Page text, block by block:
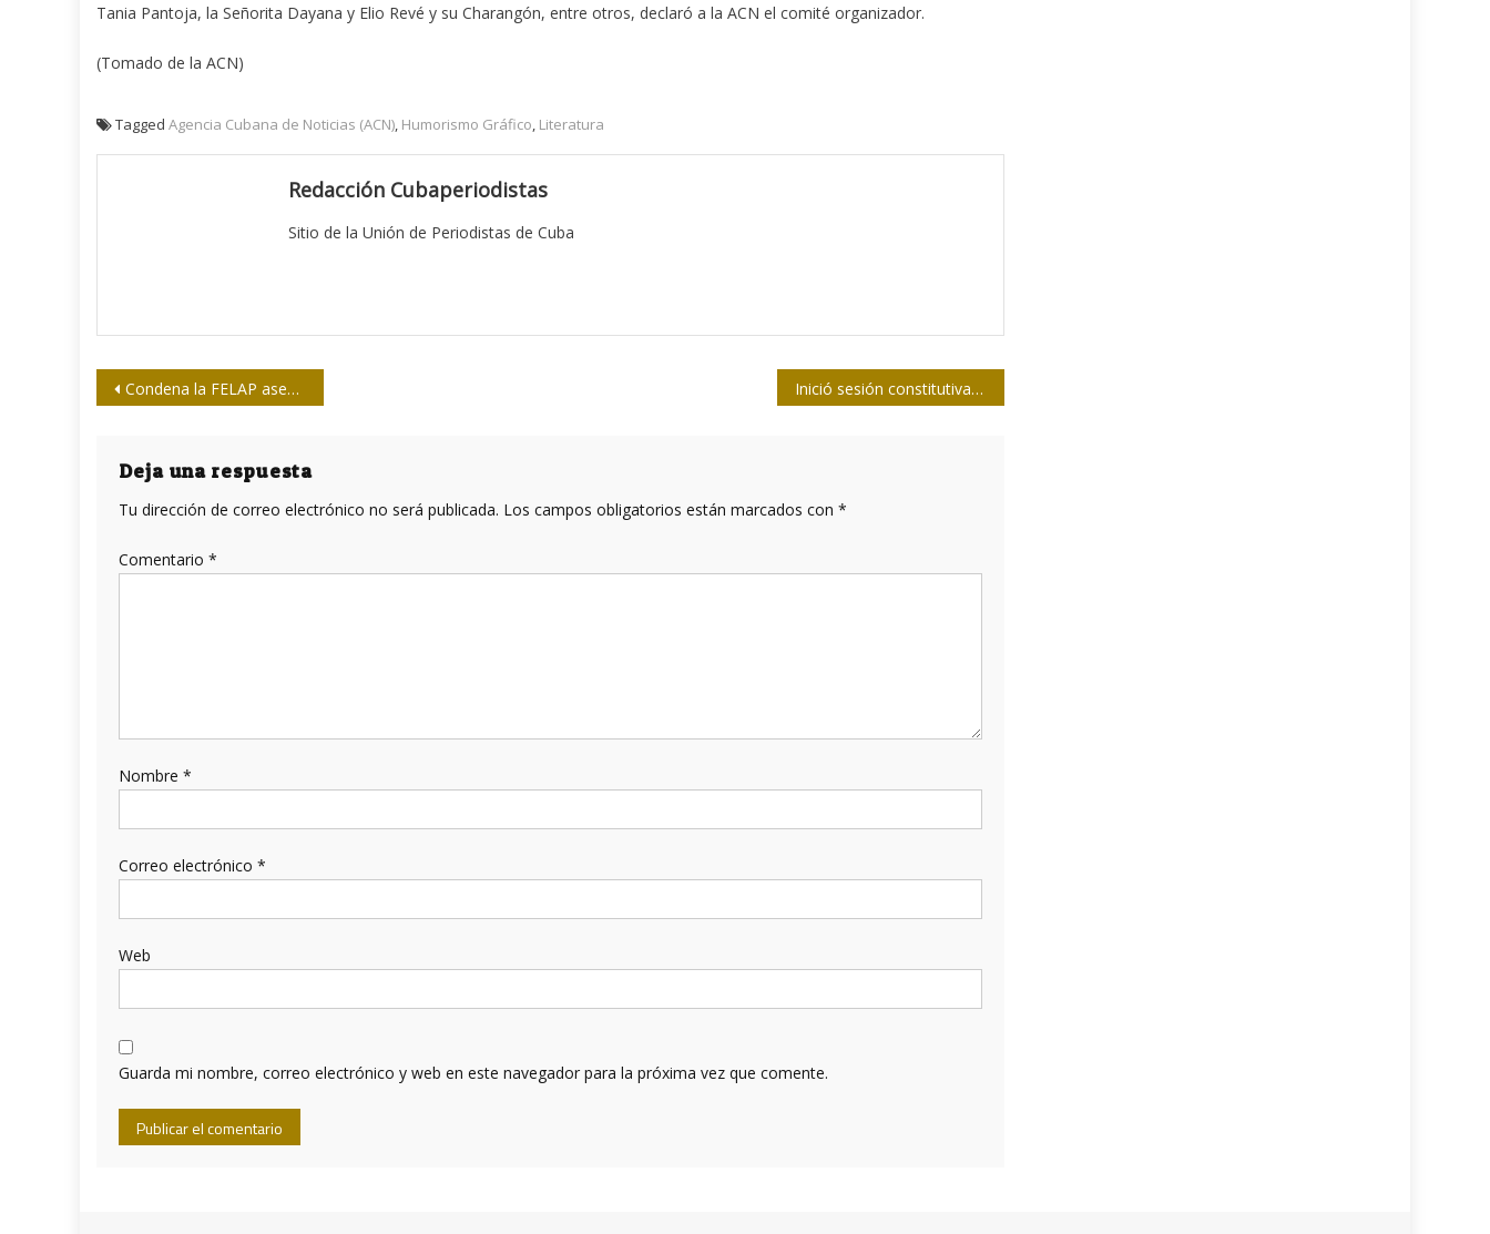
Tania Pantoja, la Señorita Dayana y Elio Revé y su Charangón, entre otros, declaró a la ACN el comité organizador.
(Tomado de la ACN)
Tagged Agencia Cubana de Noticias (ACN), Humorismo Gráfico, Literatura
Redacción Cubaperiodistas
Sitio de la Unión de Periodistas de Cuba
Navegación
entradas
Condena la FELAP asesinato de periodistas ecuatorianos en Colombia Inició sesión constitutiva de la IX Legislatura del Parlamento cubano
Deja una respuesta
Tu dirección de correo electrónico no será publicada. Los campos obligatorios están marcados con *
Comentario *
Nombre *
Correo electrónico *
Web
Guarda mi nombre, correo electrónico y web en este navegador para la próxima vez que comente.